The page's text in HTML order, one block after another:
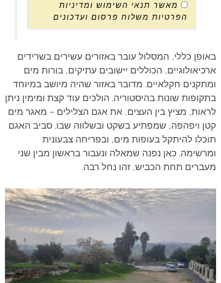
מאשר תנאי השימוש ומדיניות
הפרטיות משלוח פרסום ועדכונים
באופן כללי, המסלול עובר באזורים עשירים בשרידים
ארכיאולוגיים, הכוללים יישובים עתיקים, בורות מים
ומתקנים חקלאיים. מדובר באזור שהיה מיושב במיוחד
בתקופות שונות בהיסטוריה. הולכים עוד קצת ומימין ניתן
לראות, מציץ בין העצים, את אגם הצלילים – מאגר מים
קטן ויפהפה, שמפתיע בשקט ובשלווה שבו. סביב האגם
תוכלו להיתקל בעופות מים, ובפריחה צבעונית
ומרשימה. כאן נפנה שמאלה ונעבור בראשון מבין שני
מעברים תחת הכביש, זהו נחל רבה.